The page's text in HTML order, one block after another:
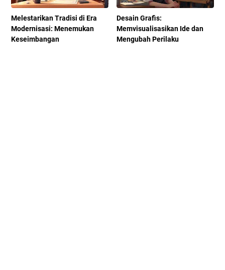
Melestarikan Tradisi di Era
Modernisasi: Menemukan
Keseimbangan
Desain Grafis:
Memvisualisasikan Ide dan
Mengubah Perilaku